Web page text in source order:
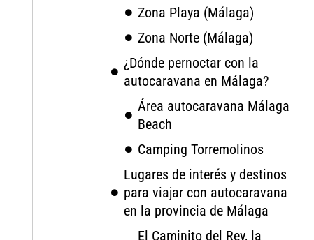
Zona Playa (Málaga)
Zona Norte (Málaga)
¿Dónde pernoctar con la
autocaravana en Málaga?
Área autocaravana Málaga
Beach
Camping Torremolinos
Lugares de interés y destinos
para viajar con autocaravana
en la provincia de Málaga
El Caminito del Rey, la